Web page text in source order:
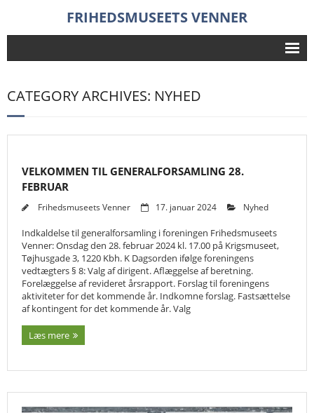
FRIHEDSMUSEETS VENNER
Foredrag
Historie
Forening
- Bestyrelse
- Indmeldelse
Søg
CATEGORY ARCHIVES: NYHED
VELKOMMEN TIL GENERALFORSAMLING 28.
FEBRUAR
Frihedsmuseets Venner 17. januar 2024 Nyhed
Indkaldelse til generalforsamling i foreningen Frihedsmuseets
Venner: Onsdag den 28. februar 2024 kl. 17.00 på Krigsmuseet,
Tøjhusgade 3, 1220 Kbh. K Dagsorden ifølge foreningens
vedtægters § 8: Valg af dirigent. Aflæggelse af beretning.
Forelæggelse af revideret årsrapport. Forslag til foreningens
aktiviteter for det kommende år. Indkomne forslag. Fastsættelse
af kontingent for det kommende år. Valg
Læs mere